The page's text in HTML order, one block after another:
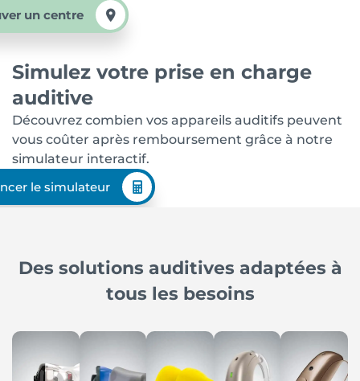
un centre
Simulez votre prise en charge
auditive
Découvrez combien vos appareils auditifs peuvent
vous coûter après remboursement grâce à notre
simulateur interactif.
le simulateur
Des solutions auditives adaptées à
tous les besoins